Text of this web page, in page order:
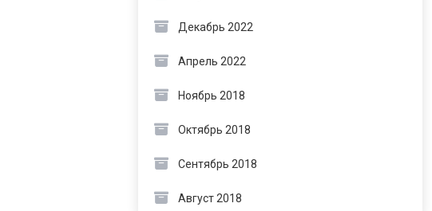
Декабрь 2022
Апрель 2022
Ноябрь 2018
Октябрь 2018
Сентябрь 2018
Август 2018